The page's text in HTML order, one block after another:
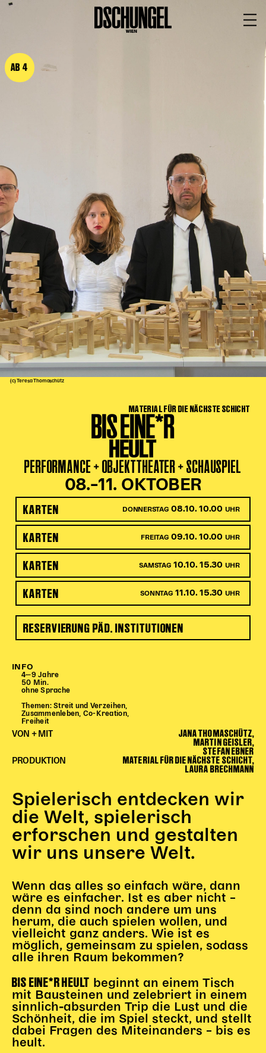
Spielplan
MITSPIELEN
Macht Wahn Sinn
Kinder Kunst
Workshops
Abenteuernacht
Kinder-Redaktion
Junge Kunst
Next Generation
Dramaturgie + Stadt
Theaterwerkstätten
PÄDAGOGIK
Kunst + Wissen
Rund um den Vorstellungsbesuch
Begleitmaterial
TheaterPaket
Partnerklasse + Partnerschule
Schulabenteuernacht
Probenklasse
Theaterklasse
Angebote für Pädagog*innen
PädagogikClub
Sommerfest
Open House
Newsletter für pädagogische Institutionen
Gl!tch4
Wem gehört die Bühne?
House of Hybrid Rebels
Über Uns
Unser Blog
Team
Künstler*innen 2025/26
Bühnen + Studios
Leitlinien
Kulturpatenschaft
Partner*innen
20 Jahre Dschungel Wien
(c) Teresa Thomaschütz
MATERIAL FÜR DIE NÄCHSTE SCHICHT
BIS EINE*R
HEULT
PERFORMANCE + OBJEKTTHEATER + SCHAUSPIEL
08.–11. OKTOBER
KARTEN DONNERSTAG 08.10. 10.00 UHR
KARTEN FREITAG 09.10. 10.00 UHR
KARTEN SAMSTAG 10.10. 15.30 UHR
KARTEN SONNTAG 11.10. 15.30 UHR
RESERVIERUNG PÄD. INSTITUTIONEN
AB 4
INFO
4‒9 Jahre
50 Min.
ohne Sprache
Themen: Streit und Verzeihen,
Zusammenleben, Co-Kreation,
Freiheit
VON + MIT JANA THOMASCHÜTZ,
MARTIN GEISLER,
STEFAN EBNER
PRODUKTION MATERIAL FÜR DIE NÄCHSTE SCHICHT,
LAURA BRECHMANN
Spielerisch entdecken wir
die Welt, spielerisch
erforschen und gestalten
wir uns unsere Welt.
Wenn das alles so einfach wäre, dann
wäre es einfacher. Ist es aber nicht –
denn da sind noch andere um uns
herum, die auch spielen wollen, und
vielleicht ganz anders. Wie ist es
möglich, gemeinsam zu spielen, sodass
alle ihren Raum bekommen?
BIS EINE*R HEULT beginnt an einem Tisch
mit Bausteinen und zelebriert in einem
sinnlich-absurden Trip die Lust und die
Schönheit, die im Spiel steckt, und stellt
dabei Fragen des Miteinanders – bis es
heult.